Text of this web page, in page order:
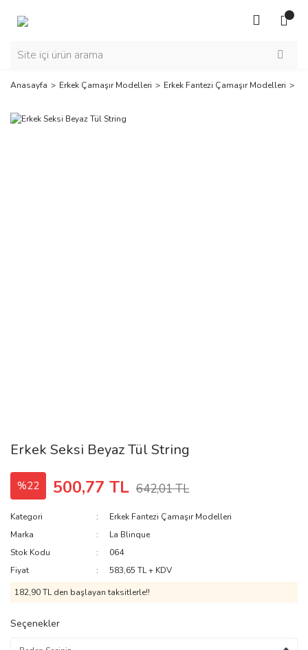
Anasayfa Erkek Çamaşır Modelleri Erkek Fantezi Çamaşır Modelleri
Erkek Seksi Beyaz Tül String
%22 500,77 TL 642,01 TL
Kategori
Erkek Fantezi Çamaşır Modelleri
Marka
La Blinque
Stok Kodu
064
Fiyat
583,65 TL + KDV
182,90 TL den başlayan taksitlerle!!
Seçenekler